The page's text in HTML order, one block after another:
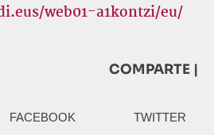
web01-a1kontzi/eu/
COMPARTE |
FACEBOOK
TWITTER